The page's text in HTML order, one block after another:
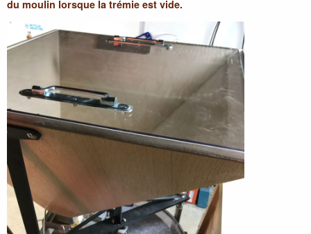
du moulin lorsque la trémie est vide.